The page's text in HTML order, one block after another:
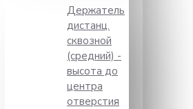
Держатель
дистанц.
сквозной
(средний) -
высота до
центра
отверстия